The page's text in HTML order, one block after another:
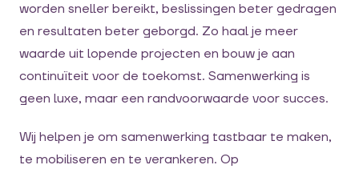
worden sneller bereikt, beslissingen beter gedragen
en resultaten beter geborgd. Zo haal je meer
waarde uit lopende projecten en bouw je aan
continuïteit voor de toekomst. Samenwerking is
geen luxe, maar een randvoorwaarde voor succes.
Wij helpen je om samenwerking tastbaar te maken,
te mobiliseren en te verankeren. Op